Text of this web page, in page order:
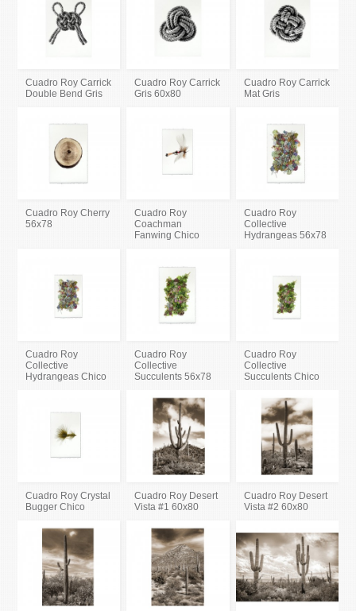
Cuadro Roy Carrick
Double Bend Gris
Cuadro Roy Carrick
Gris 60x80
Cuadro Roy Carrick
Mat Gris
Cuadro Roy Cherry
56x78
Cuadro Roy
Coachman
Fanwing Chico
Cuadro Roy
Collective
Hydrangeas 56x78
Cuadro Roy
Collective
Hydrangeas Chico
Cuadro Roy
Collective
Succulents 56x78
Cuadro Roy
Collective
Succulents Chico
Cuadro Roy Crystal
Bugger Chico
Cuadro Roy Desert
Vista #1 60x80
Cuadro Roy Desert
Vista #2 60x80